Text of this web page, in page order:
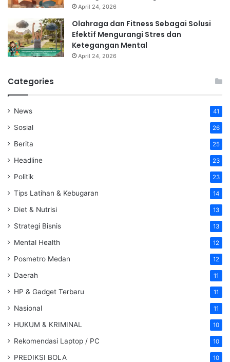
April 24, 2026
Olahraga dan Fitness Sebagai Solusi
Efektif Mengurangi Stres dan
Ketegangan Mental
April 24, 2026
Categories
News 41
Sosial 26
Berita 25
Headline 23
Politik 23
Tips Latihan & Kebugaran 14
Diet & Nutrisi 13
Strategi Bisnis 13
Mental Health 12
Posmetro Medan 12
Daerah 11
HP & Gadget Terbaru 11
Nasional 11
HUKUM & KRIMINAL 10
Rekomendasi Laptop / PC 10
PREDIKSI BOLA 10